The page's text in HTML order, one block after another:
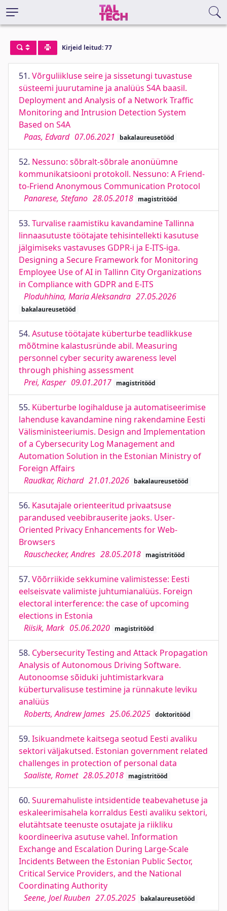
Kirjeid leitud: 77
51. Võrguliikluse seire ja sissetungi tuvastuse
süsteemi juurutamine ja analüüs S4A baasil.
Deployment and Analysis of a Network Traffic
Monitoring and Intrusion Detection System
Based on S4A
Paas, Edvard 07.06.2021 bakalaureusetööd
52. Nessuno: sõbralt-sõbrale anonüümne
kommunikatsiooni protokoll. Nessuno: A Friend-
to-Friend Anonymous Communication Protocol
Panarese, Stefano 28.05.2018 magistritööd
53. Turvalise raamistiku kavandamine Tallinna
linnaasutuste töötajate tehisintellekti kasutuse
jälgimiseks vastavuses GDPR-i ja E-ITS-iga.
Designing a Secure Framework for Monitoring
Employee Use of AI in Tallinn City Organizations
in Compliance with GDPR and E-ITS
Ploduhhina, Maria Aleksandra 27.05.2026
bakalaureusetööd
54. Asutuse töötajate küberturbe teadlikkuse
mõõtmine kalastusründe abil. Measuring
personnel cyber security awareness level
through phishing assessment
Prei, Kasper 09.01.2017 magistritööd
55. Küberturbe logihalduse ja automatiseerimise
lahenduse kavandamine ning rakendamine Eesti
Välisministeeriumis. Design and Implementation
of a Cybersecurity Log Management and
Automation Solution in the Estonian Ministry of
Foreign Affairs
Raudkar, Richard 21.01.2026 bakalaureusetööd
56. Kasutajale orienteeritud privaatsuse
parandused veebibrauserite jaoks. User-
Oriented Privacy Enhancements for Web-
Browsers
Rauschecker, Andres 28.05.2018 magistritööd
57. Võõrriikide sekkumine valimistesse: Eesti
eelseisvate valimiste juhtumianalüüs. Foreign
electoral interference: the case of upcoming
elections in Estonia
Riisik, Mark 05.06.2020 magistritööd
58. Cybersecurity Testing and Attack Propagation
Analysis of Autonomous Driving Software.
Autonoomse sõiduki juhtimistarkvara
küberturvalisuse testimine ja rünnakute leviku
analüüs
Roberts, Andrew James 25.06.2025 doktoritööd
59. Isikuandmete kaitsega seotud Eesti avaliku
sektori väljakutsed. Estonian government related
challenges in protection of personal data
Saaliste, Romet 28.05.2018 magistritööd
60. Suuremahuliste intsidentide teabevahetuse ja
eskaleerimisahela korraldus Eesti avaliku sektori,
elutähtsate teenuste osutajate ja riikliku
koordineeriva asutuse vahel. Information
Exchange and Escalation During Large-Scale
Incidents Between the Estonian Public Sector,
Critical Service Providers, and the National
Coordinating Authority
Seene, Joel Ruuben 27.05.2025 bakalaureusetööd